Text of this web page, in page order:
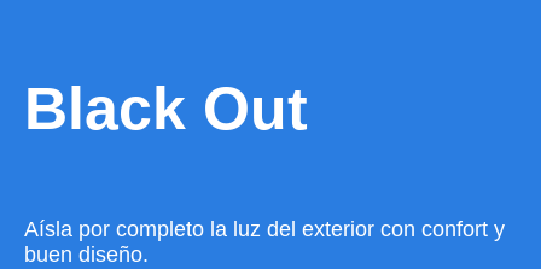
Black Out
Aísla por completo la luz del exterior con confort y
buen diseño.